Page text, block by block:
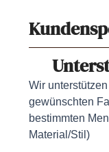
Wir
gewünschten
bestimmten
Material/Stil)